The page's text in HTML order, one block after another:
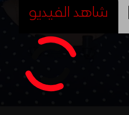
شاهد الفيديو